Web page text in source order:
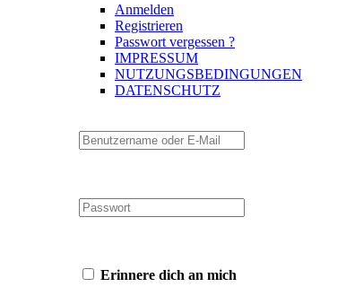
Anmelden
Registrieren
Passwort vergessen ?
IMPRESSUM
NUTZUNGSBEDINGUNGEN
DATENSCHUTZ
Erinnere dich an mich